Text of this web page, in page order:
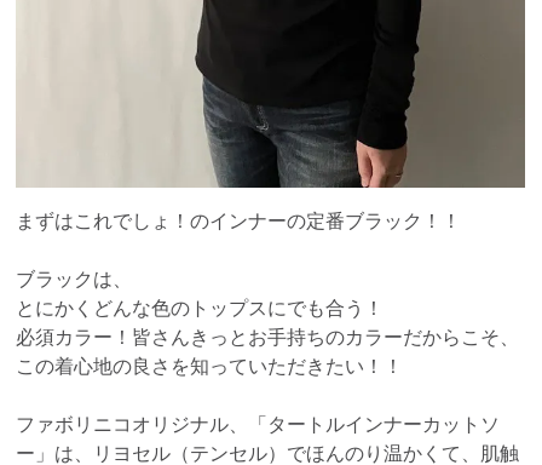
まずはこれでしょ！のインナーの定番ブラック！！
ブラックは、
とにかくどんな色のトップスにでも合う！
必須カラー！皆さんきっとお手持ちのカラーだからこそ、
この着心地の良さを知っていただきたい！！
ファボリニコオリジナル、「タートルインナーカットソ
ー」は、リヨセル（テンセル）でほんのり温かくて、肌触